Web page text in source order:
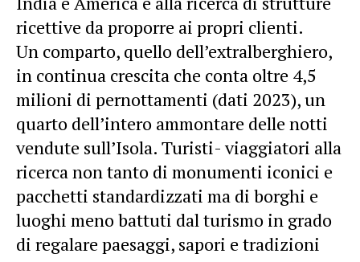
ricettive da proporre ai propri clienti.
Un comparto, quello dell’extralberghiero,
in continua crescita che conta oltre 4,5
milioni di pernottamenti (dati 2023), un
quarto dell’intero ammontare delle notti
vendute sull’Isola. Turisti- viaggiatori alla
ricerca non tanto di monumenti iconici e
pacchetti standardizzati ma di borghi e
luoghi meno battuti dal turismo in grado
di regalare paesaggi, sapori e tradizioni